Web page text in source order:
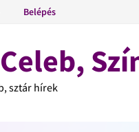
Belépés
sztár hírek